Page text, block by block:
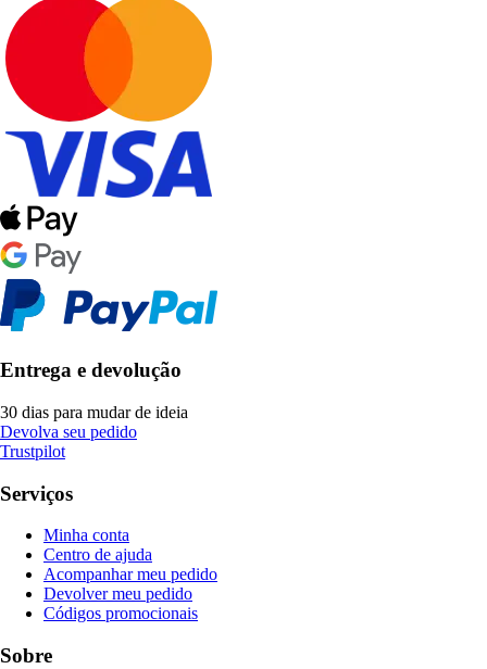
Entrega e devolução
30 dias para mudar de ideia
Devolva seu pedido
Trustpilot
Serviços
Minha conta
Centro de ajuda
Acompanhar meu pedido
Devolver meu pedido
Códigos promocionais
Sobre